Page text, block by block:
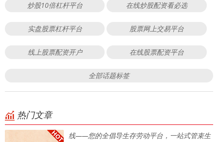
炒股10倍杠杆平台 在线炒股配资看必选
实盘股票杠杆平台 股票网上交易平台
线上股票配资开户 在线股票配资平台
全部话题标签
热门文章
线——您的全倡导生存劳动平台，一站式管束生